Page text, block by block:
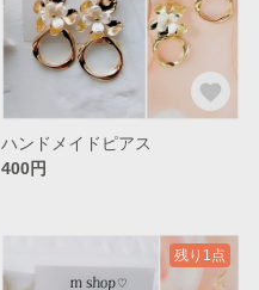
ハンドメイドピアス
400円
残り1点